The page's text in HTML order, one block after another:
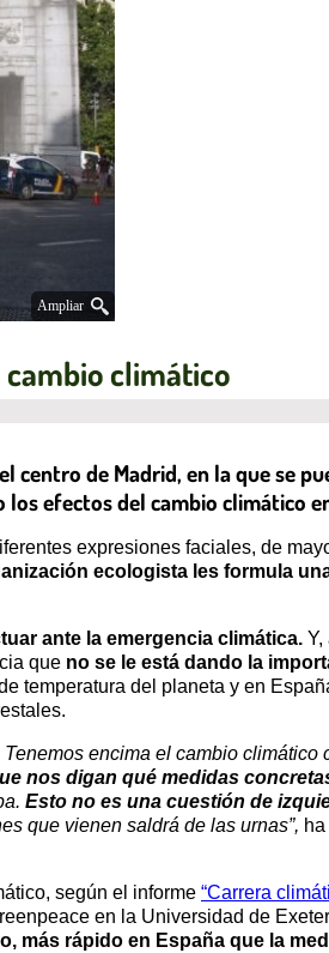
Ampliar
cambio climático
centro de Madrid, en la que se
los efectos del cambio climático
expresiones faciales, de
ecologista les formula
ante la emergencia climática. Y,
que no se le está dando la
temperatura del planeta y en
encima el cambio climático
nos digan qué medidas
Esto no es una cuestión de
que vienen saldrá de las urnas”,
según el informe “Carrera
en la Universidad de
más rápido en España que la